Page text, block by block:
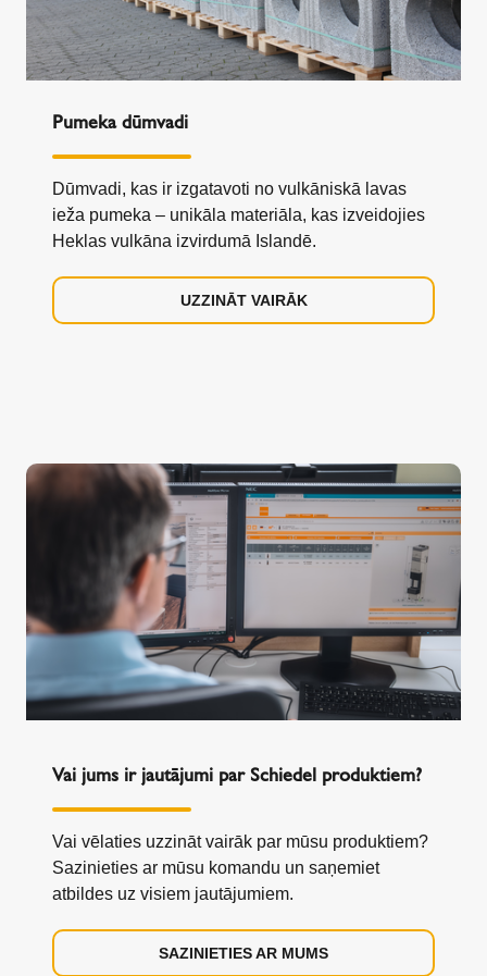
Pumeka dūmvadi
Dūmvadi, kas ir izgatavoti no vulkāniskā lavas
ieža pumeka – unikāla materiāla, kas izveidojies
Heklas vulkāna izvirdumā Islandē.
UZZINĀT VAIRĀK
Vai jums ir jautājumi par Schiedel produktiem?
Vai vēlaties uzzināt vairāk par mūsu produktiem?
Sazinieties ar mūsu komandu un saņemiet
atbildes uz visiem jautājumiem.
SAZINIETIES AR MUMS